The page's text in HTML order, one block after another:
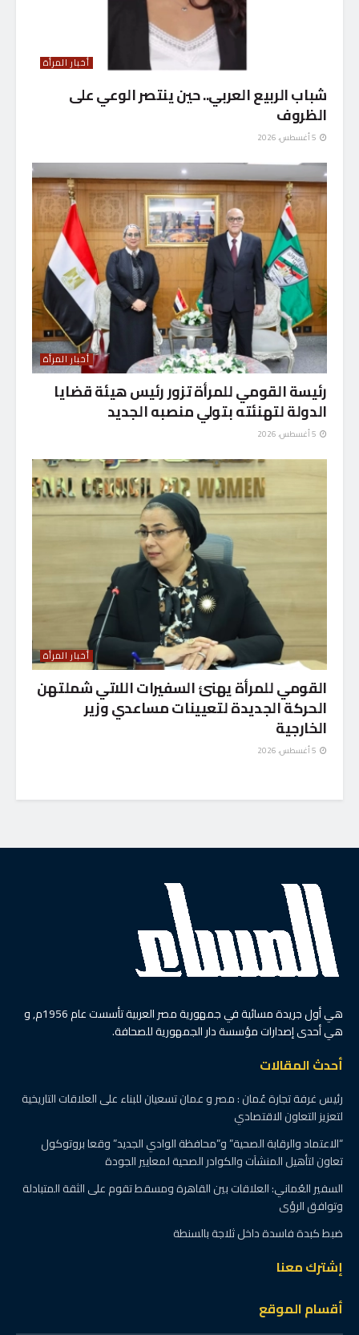
أخبار المرأة
شباب الربيع العربي.. حين ينتصر الوعي على
الظروف
أخبار المرأة
رئيسة القومي للمرأة تزور رئيس هيئة قضايا
الدولة لتهنئته بتولي منصبه الجديد
أخبار المرأة
القومي للمرأة يهنئ السفيرات اللاتي شملتهن
الحركة الجديدة لتعيينات مساعدي وزير
الخارجية
هي أول جريدة مسائية في جمهورية مصر العربية تأسست عام 1956م, و
هي أحدى إصدارات مؤسسة دار الجمهورية للصحافة.
أحدث المقالات
رئيس غرفة تجارة عُمان : مصر و عمان تسعيان للبناء على العلاقات التاريخية
لتعزيز التعاون الاقتصادي
“الاعتماد والرقابة الصحية” و”محافظة الوادي الجديد” وقعا بروتوكول
تعاون لتأهيل المنشآت والكوادر الصحية لمعايير الجودة
السفير العُماني: العلاقات بين القاهرة ومسقط تقوم على الثقة المتبادلة
وتوافق الرؤى
ضبط كبدة فاسدة داخل ثلاجة بالسنطة
إشترك معنا
أقسام الموقع